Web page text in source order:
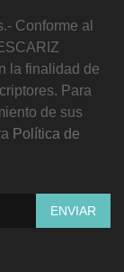
Conforme al
la finalidad de
Para
de sus
Política de